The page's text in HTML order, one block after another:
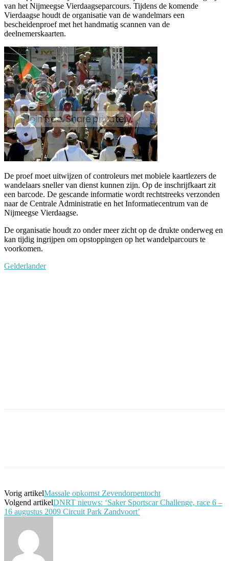
van het Nijmeegse Vierdaagseparcours. Tijdens de komende
Vierdaagse houdt de organisatie van de wandelmars een
bescheidenproef met het handmatig scannen van de
deelnemerskaarten.
De proef moet uitwijzen of controleurs met mobiele kaartlezers de
wandelaars sneller van dienst kunnen zijn. Op de inschrijfkaart zit
een barcode. De gescande informatie wordt rechtstreeks verzonden
naar de Centrale Administratie en het Informatiecentrum van de
Nijmeegse Vierdaagse.
De organisatie houdt zo onder meer zicht op de drukte onderweg en
kan tijdig ingrijpen om opstoppingen op het wandelparcours te
voorkomen.
Gelderlander
Vorig artikelMassale opkomst Zevendorpentocht
Volgend artikelDNRT nieuws: ‘Saker Sportscar Challenge, race 6 –
16 augustus 2009 Circuit Park Zandvoort’